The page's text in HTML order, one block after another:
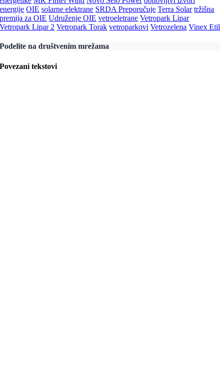
energije OIE solarne elektrane SRDA Preporučuje Terra Solar tržišna
premija za OIE Udruženje OIE vetroeletrane Vetropark Lipar
Vetropark Lipar 2 Vetropark Torak vetroparkovi Vetrozelena Vinex Etil
Podelite na društvenim mrežama
Povezani tekstovi